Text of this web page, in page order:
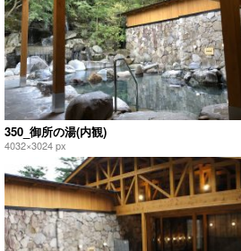
350_御所の湯(内観)
4032×3024 px